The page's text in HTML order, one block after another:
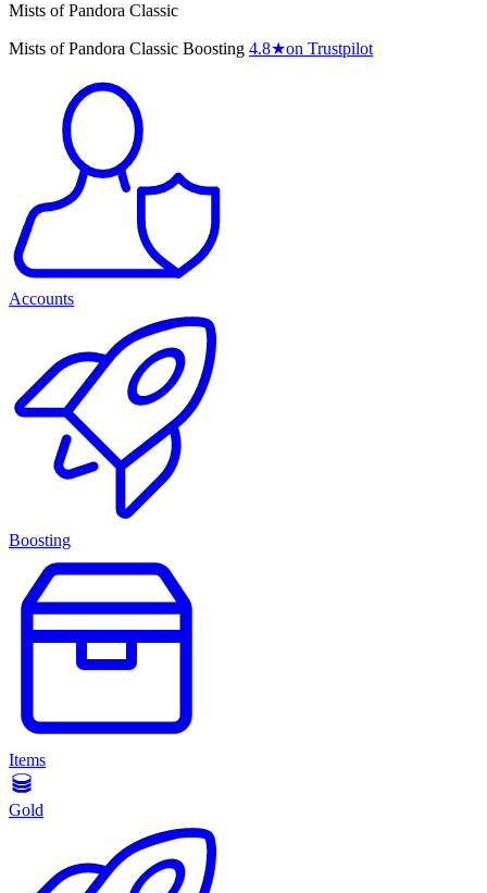
Mists of Pandora Classic
Mists of Pandora Classic Boosting 4.8★on Trustpilot
Accounts
Boosting
Items
Gold